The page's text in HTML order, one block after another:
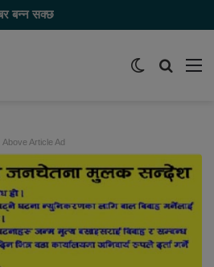
बन्न सक्छ
समाचार
Switch
Above Article Ad